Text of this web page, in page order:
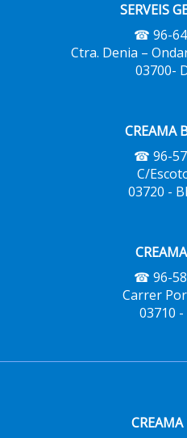
SERVEIS
☎ 96-
Ctra. Denia –
03700-
CREAMA
☎ 96-
C/
03720 -
☎ 96-
Carrer
03710 -